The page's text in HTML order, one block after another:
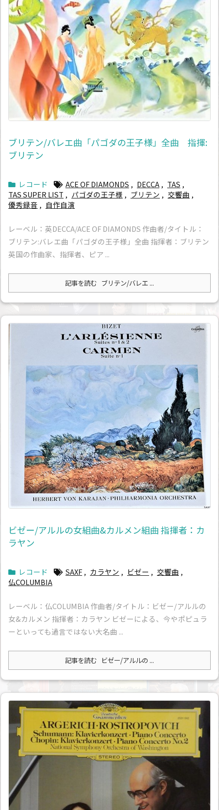
ブリテン/バレエ曲「パゴダの王子様」全曲 指揮:
ブリテン
レコード ACE OF DIAMONDS , DECCA , TAS ,
TAS SUPER LIST , パゴダの王子様 , ブリテン , 交響曲 ,
優秀録音 , 自作自演
レーベル：英DECCA/ACE OF DIAMONDS 作曲者/タイトル：
ブリテン:バレエ曲「パゴダの王子様」全曲 指揮者：ブリテン
英国の作曲家、指揮者、ピア ...
記事を読む ブリテン/バレエ ...
ビゼー/アルルの女組曲&カルメン組曲 指揮者：カ
ラヤン
レコード SAXF , カラヤン , ビゼー , 交響曲 ,
仏COLUMBIA
レーベル：仏COLUMBIA 作曲者/タイトル：ビゼー/アルルの
女&カルメン 指揮者：カラヤン ビゼーによる、今やポピュラ
ーといっても過言ではない大名曲 ...
記事を読む ビゼー/アルルの ...